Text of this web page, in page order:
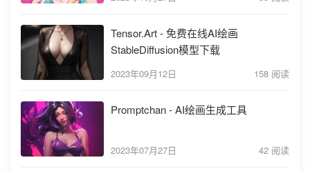
Tensor.Art - 免费在线AI绘画
StableDiffusion模型下载
2023年09月12日 158 阅读
Promptchan - AI绘画生成工具
2023年07月27日 42 阅读